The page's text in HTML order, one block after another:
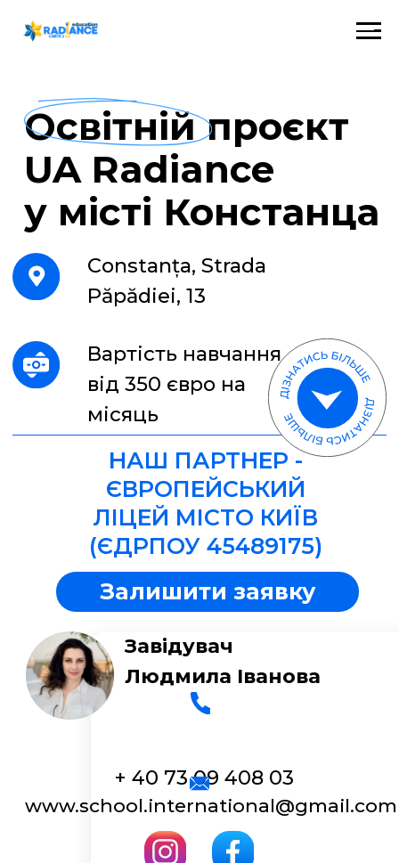
Освітній проєкт
UA Radiance
у місті Констанца
Păpădiei, 13
ЄВРОПЕЙСЬКИЙ
ЛІЦЕЙ МІСТО КИЇВ
(ЄДРПОУ 45489175)
від 350 євро на
місяць
Завідувач
Людмила Іванова
+ 40 73 09 408 03
www.school.international@gmail.com
Залишити заявку